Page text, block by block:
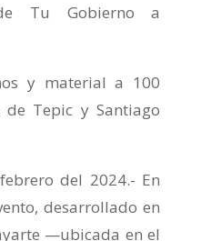
Tu Gobierno a
y material a 100
de Tepic y Santiago
del 2024.- En
desarrollado en
—ubicada en el